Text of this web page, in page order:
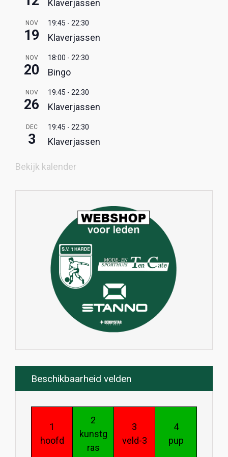
Klaverjassen
NOV
19
19:45 - 22:30
Klaverjassen
NOV
20
18:00 - 22:30
Bingo
NOV
26
19:45 - 22:30
Klaverjassen
DEC
3
19:45 - 22:30
Klaverjassen
Bekijk kalender
Beschikbaarheid velden
1
hoofd
2
kunstg
ras
3
veld-3
4
pup